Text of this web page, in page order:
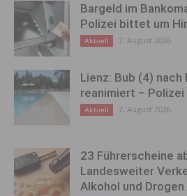
Bargeld im
Polizei bittet um
Aktuell 7. August 2026
Lienz: Bub (4) nach
reanimiert –
Aktuell 7. August 2026
23 Führerscheine
Landesweiter
Alkohol und